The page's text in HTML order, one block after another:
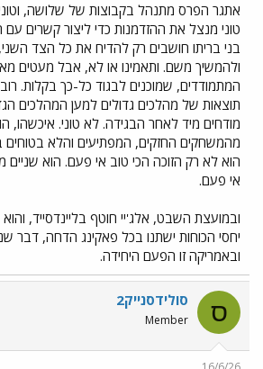
אתגר הפרס מתנהל בקבוצות של שלושה,
טוני מנצל את ההזדמנות כדי ליצור קשרים
ולהמשיך משם. ותאמינו או לא, אבל מעטים
המתמודדים, שמוכנים לבגוד כל-כך בקלות.
תוצאות של מהלכים גדולים למען המהלכים
מודחים מיד לאחר הבגידה. לא טוני. איכשהו,
מהמשחקים החזקים, המפתיעים והלא בטוחים
הוא לא רק הזוכה הכי טוב אי פעם. הוא שניים
אי פעם.
ובמועצת השבט, אלג'יי חוטף בליינדסייד,
יחסי הכוחות ישתנו בכל פאקינג הדחה, דבר
ובאמריקה זו הפעם היחידה.
ס סולידסנייק2
Member